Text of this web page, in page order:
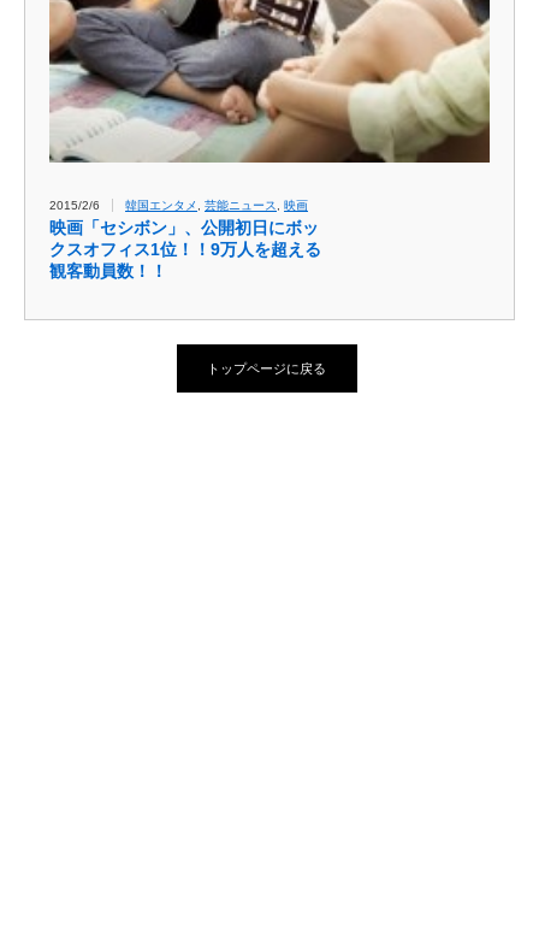
2015/2/6 韓国エンタメ , 芸能ニュース, 映画
映画「セシボン」、公開初日にボッ
クスオフィス1位！！9万人を超える
観客動員数！！
トップページに戻る